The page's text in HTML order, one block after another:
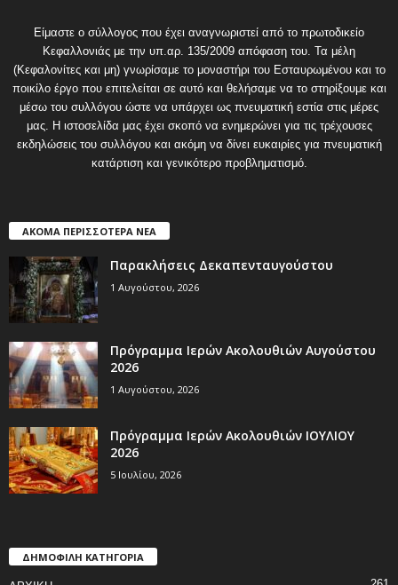
Είμαστε ο σύλλογος που έχει αναγνωριστεί από το πρωτοδικείο
Κεφαλλονιάς με την υπ.αρ. 135/2009 απόφαση του. Τα μέλη
(Κεφαλονίτες και μη) γνωρίσαμε το μοναστήρι του Εσταυρωμένου και το
ποικίλο έργο που επιτελείται σε αυτό και θελήσαμε να το στηρίξουμε και
μέσω του συλλόγου ώστε να υπάρχει ως πνευματική εστία στις μέρες
μας. Η ιστοσελίδα μας έχει σκοπό να ενημερώνει για τις τρέχουσες
εκδηλώσεις του συλλόγου και ακόμη να δίνει ευκαιρίες για πνευματική
κατάρτιση και γενικότερο προβληματισμό.
ΑΚΟΜΑ ΠΕΡΙΣΣΟΤΕΡΑ ΝΕΑ
Παρακλήσεις Δεκαπενταυγούστου
1 Αυγούστου, 2026
Πρόγραμμα Ιερών Ακολουθιών Αυγούστου
2026
1 Αυγούστου, 2026
Πρόγραμμα Ιερών Ακολουθιών ΙΟΥΛΙΟΥ
2026
5 Ιουλίου, 2026
ΔΗΜΟΦΙΛΗ ΚΑΤΗΓΟΡΙΑ